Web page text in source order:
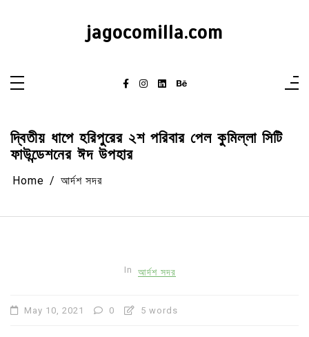
jagocomilla.com
দ্বিতীয় ধাপে হরিপুরের ২শ পরিবার পেল কুমিল্লা সিটি
ফাউন্ডেশনের ঈদ উপহার
Home আর্দশ সদর
In আর্দশ সদর
May 10, 2021 0 5 words